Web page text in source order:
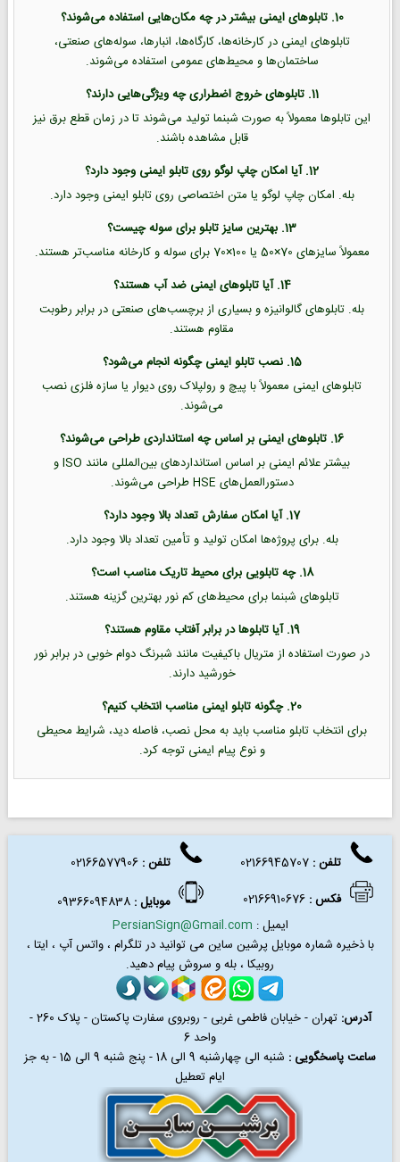
10. تابلوهای ایمنی بیشتر در چه مکان‌هایی استفاده می‌شوند؟
تابلوهای ایمنی در کارخانه‌ها، کارگاه‌ها، انبارها، سوله‌های صنعتی،
ساختمان‌ها و محیط‌های عمومی استفاده می‌شوند.
11. تابلوهای خروج اضطراری چه ویژگی‌هایی دارند؟
این تابلوها معمولاً به صورت شبنما تولید می‌شوند تا در زمان قطع برق نیز
قابل مشاهده باشند.
12. آیا امکان چاپ لوگو روی تابلو ایمنی وجود دارد؟
بله. امکان چاپ لوگو یا متن اختصاصی روی تابلو ایمنی وجود دارد.
13. بهترین سایز تابلو برای سوله چیست؟
معمولاً سایزهای 70×50 یا 100×70 برای سوله و کارخانه مناسب‌تر هستند.
14. آیا تابلوهای ایمنی ضد آب هستند؟
بله. تابلوهای گالوانیزه و بسیاری از برچسب‌های صنعتی در برابر رطوبت
مقاوم هستند.
15. نصب تابلو ایمنی چگونه انجام می‌شود؟
تابلوهای ایمنی معمولاً با پیچ و رولپلاک روی دیوار یا سازه فلزی نصب
می‌شوند.
16. تابلوهای ایمنی بر اساس چه استانداردی طراحی می‌شوند؟
بیشتر علائم ایمنی بر اساس استانداردهای بین‌المللی مانند ISO و
دستورالعمل‌های HSE طراحی می‌شوند.
17. آیا امکان سفارش تعداد بالا وجود دارد؟
بله. برای پروژه‌ها امکان تولید و تأمین تعداد بالا وجود دارد.
18. چه تابلویی برای محیط تاریک مناسب است؟
تابلوهای شبنما برای محیط‌های کم نور بهترین گزینه هستند.
19. آیا تابلوها در برابر آفتاب مقاوم هستند؟
در صورت استفاده از متریال باکیفیت مانند شبرنگ دوام خوبی در برابر نور
خورشید دارند.
20. چگونه تابلو ایمنی مناسب انتخاب کنیم؟
برای انتخاب تابلو مناسب باید به محل نصب، فاصله دید، شرایط محیطی
و نوع پیام ایمنی توجه کرد.
تلفن : تلفن:
02166577906
فکس:
02166910676 موبایل :
ایمیل : PersianSign@Gmail.com
با ذخیره شماره موبایل پرشین ساین می توانید درتلگرام ، واتس آپ ، ایتا ،
روبیکا ، بله و سروش پیام دهید.
آدرس:
تهران - خیابان فاطمی غربی - روبروی سفارت پاکستان - پلاک 260 -
واحد 6
ساعت پاسخگویی :
شنبه الی چهارشنبه 9 الی 18 - پنج شنبه 9 الی 15 - به جز
ایام تعطیل